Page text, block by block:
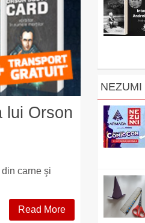
lui Orson
carne şi
Read More